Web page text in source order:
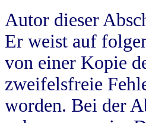
Autor dieser
Er weist auf
von einer Kopie
zweifelsfreie
worden. Bei der